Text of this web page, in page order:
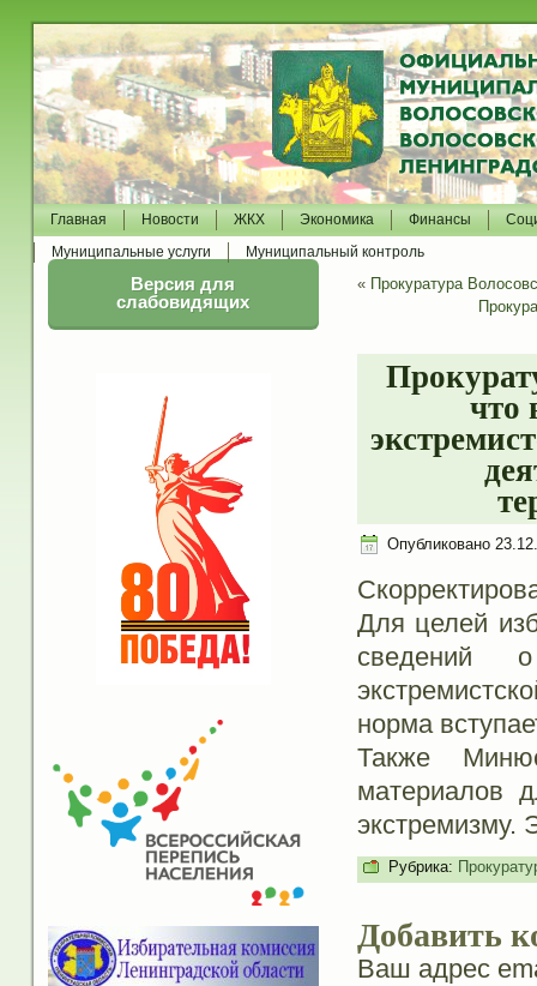
Главная Новости ЖКХ Экономика Финансы
Муниципальные услуги
Муниципальный контроль
Версия для
слабовидящих
« Прокуратура
что
Опубликовано
Для целей
сведений
норма
Также
материалов
экстремизму.
Рубрика:
Добавить
Ваш адрес